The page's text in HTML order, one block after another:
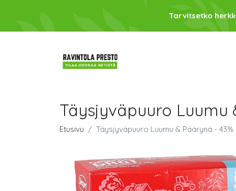
Tarvitsetko
Täysjyväpuuro Luumu
Etusivu Täysjyväpuuro Luumu & Päärynä - 43%